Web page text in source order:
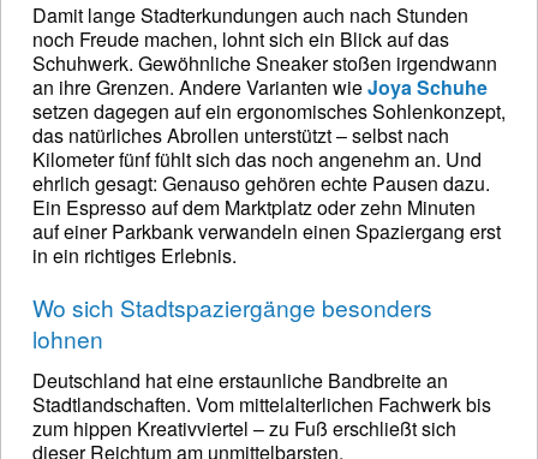
Damit lange Stadterkundungen auch nach Stunden
noch Freude machen, lohnt sich ein Blick auf das
Schuhwerk. Gewöhnliche Sneaker stoßen irgendwann
an ihre Grenzen. Andere Varianten wieJoya Schuhe
setzen dagegen auf ein ergonomisches Sohlenkonzept,
das natürliches Abrollen unterstützt – selbst nach
Kilometer fünf fühlt sich das noch angenehm an. Und
ehrlich gesagt: Genauso gehören echte Pausen dazu.
Ein Espresso auf dem Marktplatz oder zehn Minuten
auf einer Parkbank verwandeln einen Spaziergang erst
in ein richtiges Erlebnis.
Wo sich Stadtspaziergänge besonders
lohnen
Deutschland hat eine erstaunliche Bandbreite an
Stadtlandschaften. Vom mittelalterlichen Fachwerk bis
zum hippen Kreativviertel – zu Fuß erschließt sich
dieser Reichtum am unmittelbarsten.